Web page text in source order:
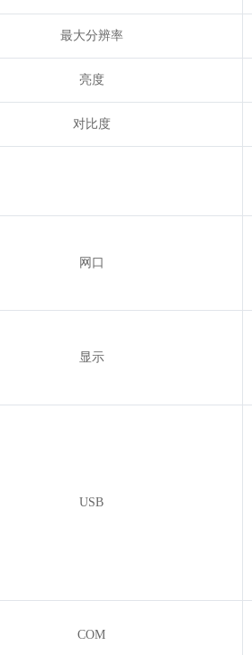
最大分辨率
亮度
对比度
网口
显示
USB
COM